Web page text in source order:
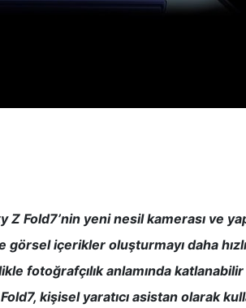
Fold7’nin yeni nesil kamerası ve
içerikler oluşturmayı daha
fotoğrafçılık anlamında
kişisel yaratıcı asistan olarak